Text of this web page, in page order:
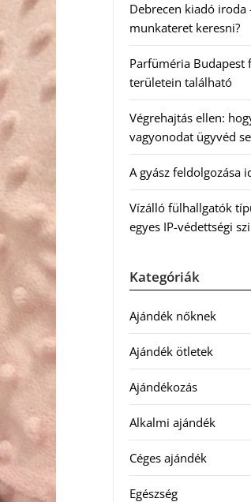
Debrecen kiadó iroda
munkateret keresni?
Parfüméria Budapest
területein található
Végrehajtás ellen:
vagyonodat ügyvéd
A gyász feldolgozása
Vízálló fülhallgatók
egyes IP-védettségi
Kategóriák
Ajándék nőknek
Ajándék ötletek
Ajándékozás
Alkalmi ajándék
Céges ajándék
Egészség